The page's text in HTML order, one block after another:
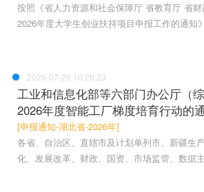
按照《省人力资源和社会保障厅 省教育厅 省
2026年度大学生创业扶持项目申报工作的通知
2026-07-20 10:26:23
工业和信息化部等六部门办公厅（
2026年度智能工厂梯度培育行动的
[申报通知-湖北省-2026年]
各省、自治区、直辖市及计划单列市、新疆生
化、发展改革、财政、国资、市场监管、数据